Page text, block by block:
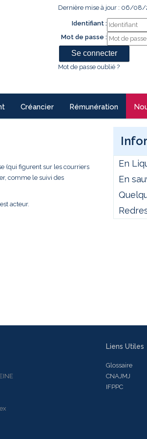
Dernière mise à jour : 06/
Identifiant :
Mot de passe :
Mot de passe oublié ?
Créancier Rémunération
(qui figurent sur les courriers
comme le suivi des
acteur.
En
En
Liens Utiles
Glossaire
CNAJMJ
IFPPC